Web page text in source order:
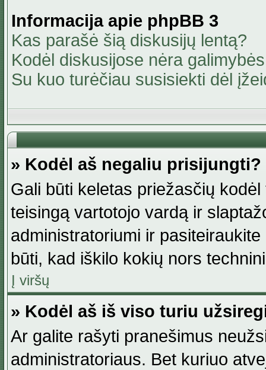
Informacija apie phpBB 3
Kas parašė šią diskusijų lentą?
Kodėl diskusijose nėra
Su kuo turėčiau susisiekti dėl
» Kodėl aš negaliu prisijungti?
Gali būti keletas priežasčių
teisingą vartotojo vardą ir
administratoriumi ir
būti, kad iškilo kokių nors
Į viršų
» Kodėl aš iš viso turiu
Ar galite rašyti pranešimus
administratoriaus. Bet kuriuo